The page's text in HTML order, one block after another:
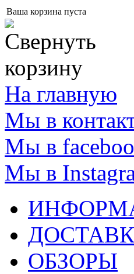
Ваша корзина пуста
На главную
Мы в
Мы в
Мы в
ОБЗОРЫ